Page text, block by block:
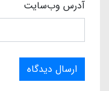
آدرس وب‌سایت
ارسال دیدگاه